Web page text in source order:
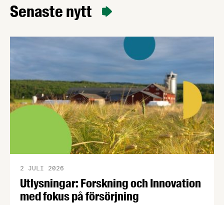
Livsmedelsföretagen ut med en egen bedömning
konsumentmaktsdirektiv har ett gott syfte.
Senaste nytt
Utlysningar: Forskning och Innovation
med fokus på försörjning
2 JULI 2026